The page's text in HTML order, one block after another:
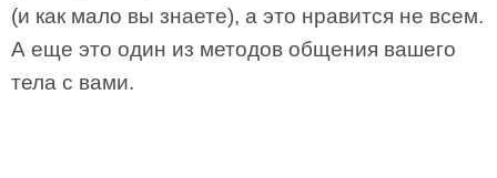
(и как мало вы знаете), а это нравится не всем.
А еще это один из методов общения вашего
тела с вами.